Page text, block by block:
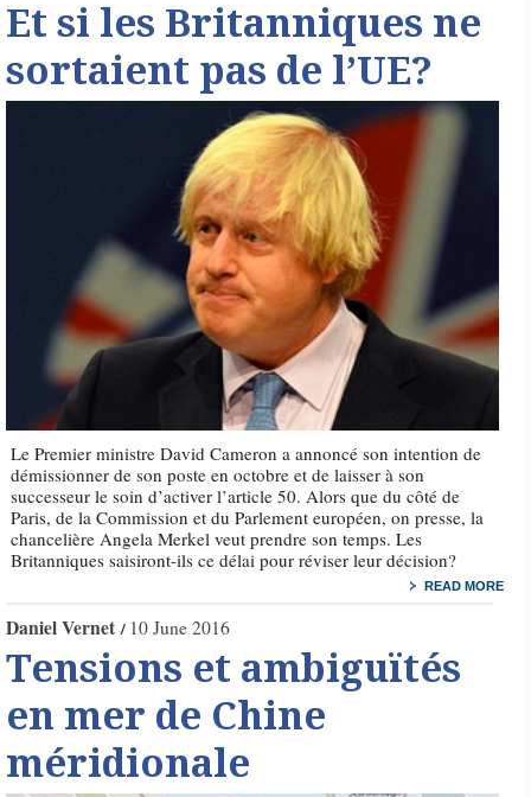
Et si les Britanniques ne
sortaient pas de l’UE?
Le Premier ministre David Cameron a annoncé son intention de
démissionner de son poste en octobre et de laisser à son
successeur le soin d’activer l’article 50. Alors que du côté de
Paris, de la Commission et du Parlement européen, on presse, la
chancelière Angela Merkel veut prendre son temps. Les
Britanniques saisiront-ils ce délai pour réviser leur décision?
READ MORE
Daniel Vernet 10 June 2016
Tensions et ambiguïtés
en mer de Chine
méridionale